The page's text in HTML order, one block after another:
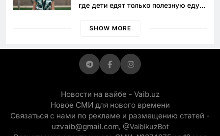
где дети едят только полезную еду.
просить «кашу без сахара»
SHOW MORE
Новости на вайбе - Vaib.uz
Новое СМИ для нового времени
Связаться с нами по рекламе и размещению статей -
uzvaib@gmail.com, @VaibikuzBot